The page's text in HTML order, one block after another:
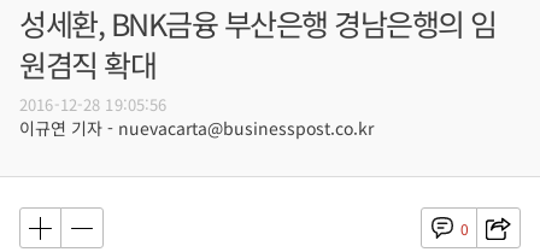
성세환, BNK금융 부산은행 경남은행의 임
원겸직 확대
2016-12-28 19:05:56
이규연 기자 - nuevacarta@businesspost.co.kr
0